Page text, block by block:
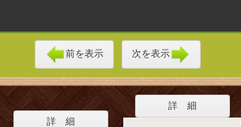
前を表示 次を表示
詳 細
詳 細